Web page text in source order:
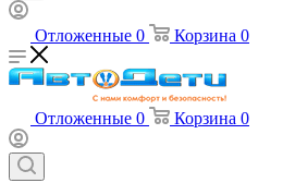
Отложенные 0 Корзина 0
Отложенные 0 Корзина 0